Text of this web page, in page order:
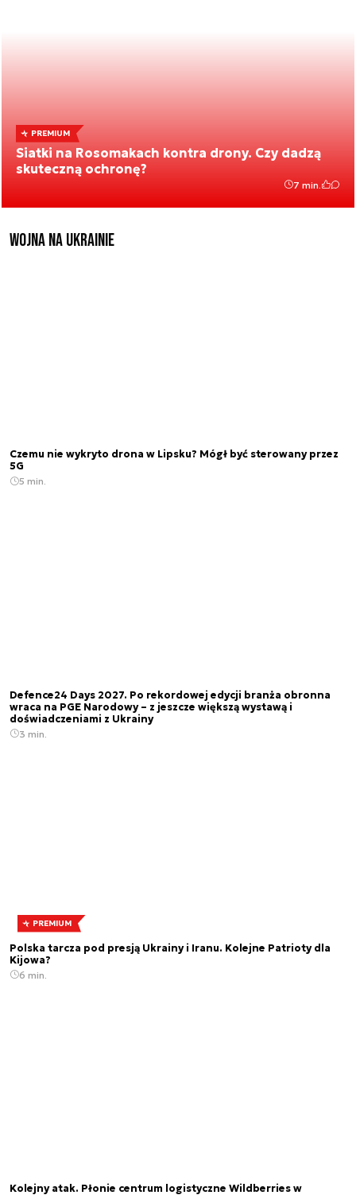
PREMIUM
Siatki na Rosomakach kontra drony. Czy dadzą
skuteczną ochronę?
7 min.
Wojna na Ukrainie
Czemu nie wykryto drona w Lipsku? Mógł być sterowany przez
5G
5 min.
Defence24 Days 2027. Po rekordowej edycji branża obronna
wraca na PGE Narodowy – z jeszcze większą wystawą i
doświadczeniami z Ukrainy
3 min.
PREMIUM
Polska tarcza pod presją Ukrainy i Iranu. Kolejne Patrioty dla
Kijowa?
6 min.
Kolejny atak. Płonie centrum logistyczne Wildberries w